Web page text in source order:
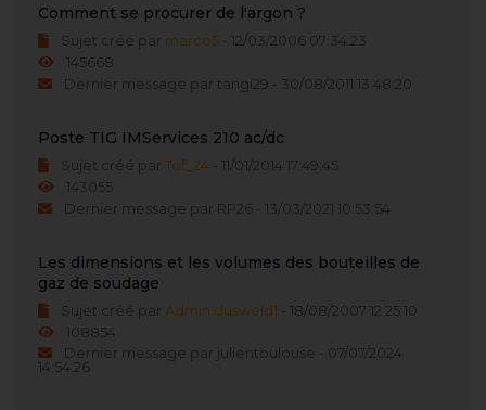
Comment se procurer de l'argon ?
Sujet créé par marco5 - 12/03/2006 07:34:23
145668
Dernier message par tangi29 - 30/08/2011 13:48:20
Poste TIG IMServices 210 ac/dc
Sujet créé par Tof_24 - 11/01/2014 17:49:45
143055
Dernier message par RP26 - 13/03/2021 10:53:54
Les dimensions et les volumes des bouteilles de
gaz de soudage
Sujet créé par Admin dusweld1 - 18/08/2007 12:25:10
108854
Dernier message par julientoulouse - 07/07/2024
14:54:26